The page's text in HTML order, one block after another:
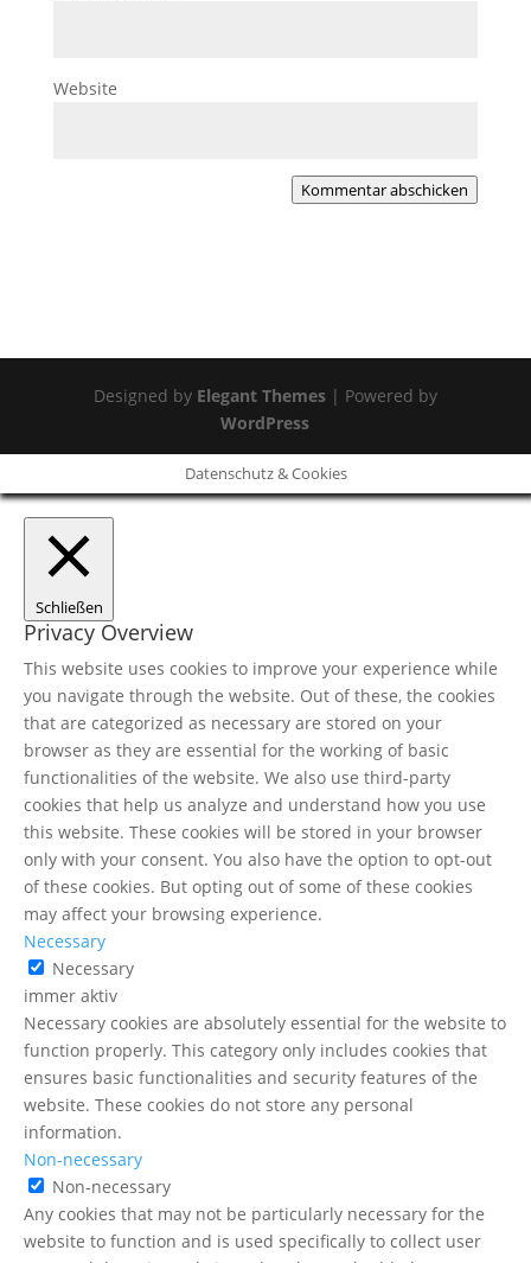
Website
Kommentar abschicken
Designed by Elegant Themes| Powered by
WordPress
Datenschutz & Cookies
Schließen
Privacy Overview
This website uses cookies to improve your experience while
you navigate through the website. Out of these, the cookies
that are categorized as necessary are stored on your
browser as they are essential for the working of basic
functionalities of the website. We also use third-party
cookies that help us analyze and understand how you use
this website. These cookies will be stored in your browser
only with your consent. You also have the option to opt-out
of these cookies. But opting out of some of these cookies
may affect your browsing experience.
Necessary
Necessary
immer aktiv
Necessary cookies are absolutely essential for the website to
function properly. This category only includes cookies that
ensures basic functionalities and security features of the
website. These cookies do not store any personal
information.
Non-necessary
Non-necessary
Any cookies that may not be particularly necessary for the
website to function and is used specifically to collect user